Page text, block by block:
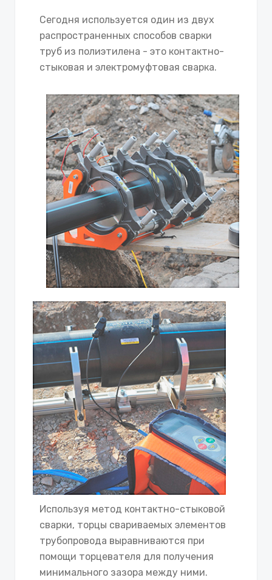
Сегодня используется один из двух
распространенных способов сварки
труб из полиэтилена - это контактно-
стыковая и электромуфтовая сварка.
Используя метод контактно-стыковой
сварки, торцы свариваемых элементов
трубопровода выравниваются при
помощи торцевателя для получения
минимального зазора между ними.